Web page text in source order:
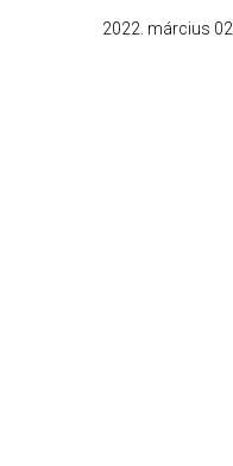
2022. március 02.